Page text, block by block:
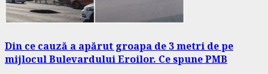
Din ce cauză a apărut groapa de 3 metri de pe
mijlocul Bulevardului Eroilor. Ce spune PMB